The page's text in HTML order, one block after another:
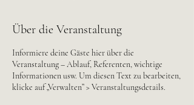
Über die Veranstaltung
Informiere deine Gäste hier über die
Veranstaltung – Ablauf, Referenten, wichtige
Informationen usw. Um diesen Text zu bearbeiten,
klicke auf „Verwalten” > Veranstaltungsdetails.